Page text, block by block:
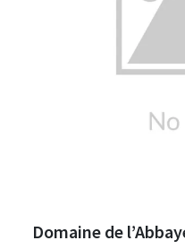
Domaine de